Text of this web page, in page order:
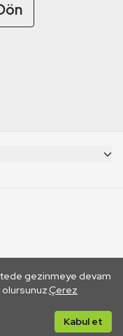
gezinmeye devam
olursunuz.Çerez
Kabul et
yoluyla gidilen dış